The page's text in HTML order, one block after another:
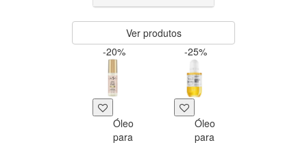
Ver produtos
-20%
Óleo
para
-25%
Óleo
para